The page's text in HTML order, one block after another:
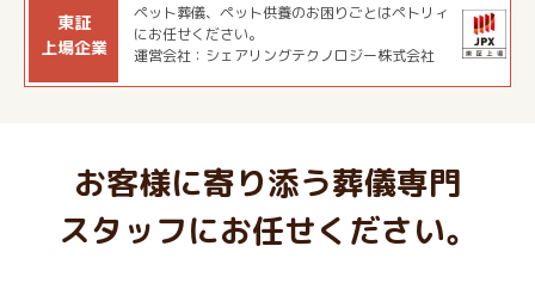
東証
上場企業
ペット葬儀、ペット供養のお困りごとはペトリィ
にお任せください。
運営会社：シェアリングテクノロジー株式会社
お客様に寄り添う葬儀専門
スタッフにお任せください。